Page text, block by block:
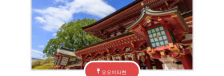
오오이타현